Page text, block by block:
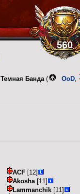
560
Темная Банда( OoD,
ACF [12]
Akosha [11]
Lammanchik [11]